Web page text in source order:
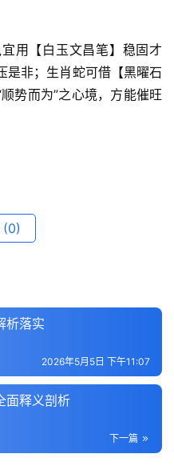
用【白玉文昌笔】稳固才
是非；生肖蛇可借【黑曜石
势而为”之心境，方能催旺
(0)
析落实
2026年5月5日 下午11:07
面释义剖析
下一篇